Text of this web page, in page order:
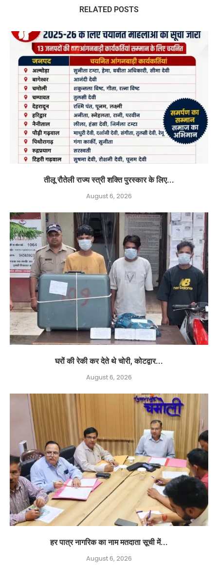
RELATED POSTS
तीलू रौतेली राज्य स्त्री शक्ति पुरस्कार के लिए...
August 6, 2026
घरों की रेकी कर देते थे चोरी, कोटद्वार...
August 6, 2026
हर पात्र नागरिक का नाम मतदाता सूची में...
August 6, 2026